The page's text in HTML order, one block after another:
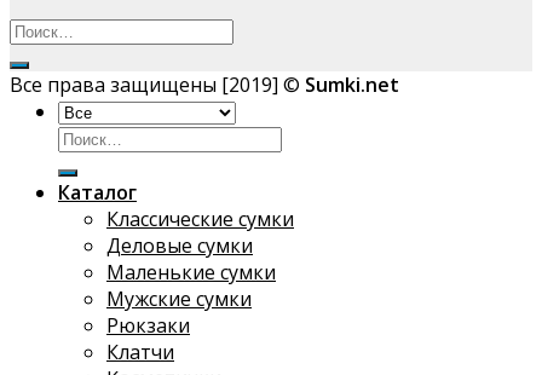
Все права защищены [2019] © Sumki.net
Искать:
Каталог
Классические сумки
Деловые сумки
Маленькие сумки
Мужские сумки
Рюкзаки
Клатчи